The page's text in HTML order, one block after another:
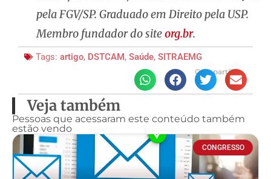
pela FGV/SP. Graduado em Direito pela USP.
Membro fundador do siteorg.br.
Tags: artigo, DSTCAM, Saúde, SITRAEMG
Compartilhe
Veja também
Pessoas que acessaram este conteúdo também
estão vendo
CONGRESSO